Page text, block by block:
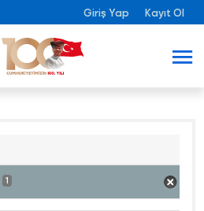
Giriş Yap Kayıt Ol
1